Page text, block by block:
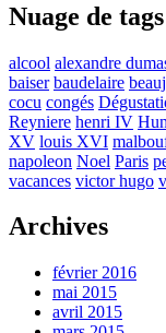
Nuage de tags
alcool alexandre
baiser baudelaire
cocu congés
Reyniere henri IV
XV louis XVI
napoleon Noel Paris
vacances victor hugo
Archives
février 2016
mai 2015
avril 2015